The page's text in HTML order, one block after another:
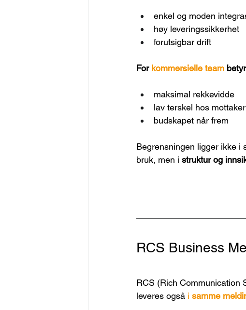
enkel og moden
høy leveringssikkerhet
forutsigbar drift
For kommersielle team
maksimal rekkevidde
lav terskel hos mottaker
budskapet når frem
Begrensningen ligger ikke i
bruk, men i struktur og
RCS Business
RCS (Rich Communication
leveres også i samme